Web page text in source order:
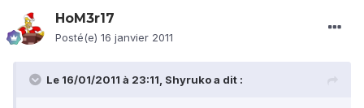
HoM3r17
Posté(e) 16 janvier 2011
Le 16/01/2011 à 23:11, Shyruko a dit :